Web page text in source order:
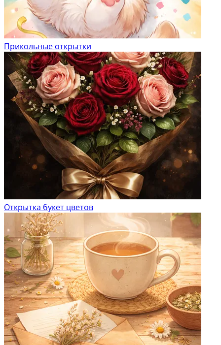
Прикольные открытки
Открытка букет цветов